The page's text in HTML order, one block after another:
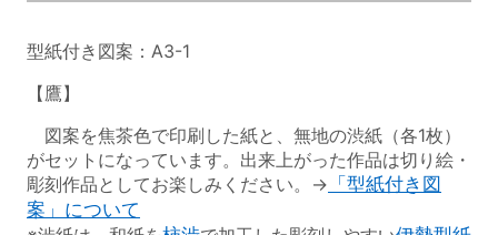
型紙付き図案：A3-1
【鷹】
図案を焦茶色で印刷した紙と、無地の渋紙（各1枚）
がセットになっています。出来上がった作品は切り絵・
彫刻作品としてお楽しみください。→ 「型紙付き図
案」について